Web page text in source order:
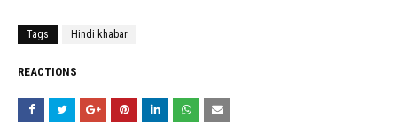
Tags Hindi khabar
REACTIONS